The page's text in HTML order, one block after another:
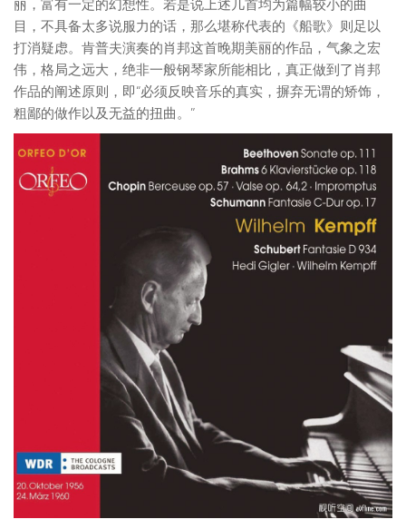
丽，富有一定的幻想性。若是说上述几首均为篇幅较小的曲
目，不具备太多说服力的话，那么堪称代表的《船歌》则足以
打消疑虑。肯普夫演奏的肖邦这首晚期美丽的作品，气象之宏
伟，格局之远大，绝非一般钢琴家所能相比，真正做到了肖邦
作品的阐述原则，即“必须反映音乐的真实，摒弃无谓的矫饰，
粗鄙的做作以及无益的扭曲。”